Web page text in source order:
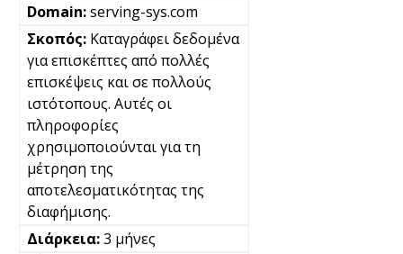
serving-sys.com
Καταγράφει δεδομένα
για επισκέπτες από πολλές
επισκέψεις και σε πολλούς
ιστότοπους. Αυτές οι
πληροφορίες
χρησιμοποιούνται για τη
μέτρηση της
αποτελεσματικότητας της
διαφήμισης.
3 μήνες